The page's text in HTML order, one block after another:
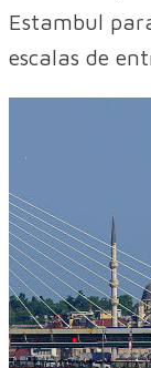
Estambul
escalas de